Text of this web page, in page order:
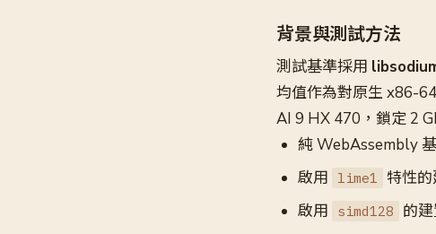
背景與測試方法
測試基準採用
均值作為對原生 x86-
AI 9 HX 470，鎖定 2
純 WebAssembly
啟用
lime1 特性的
啟用
simd128
的